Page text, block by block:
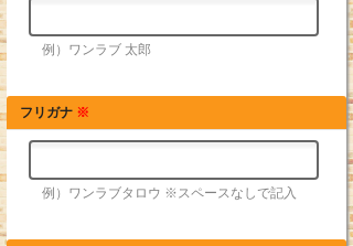
例）ワンラブ 太郎
フリガナ ※
例）ワンラブタロウ ※スペースなしで記入